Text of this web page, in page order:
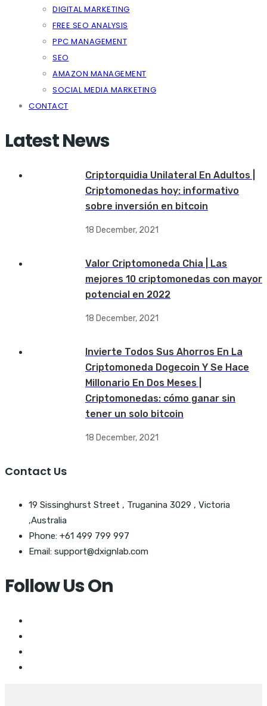
DIGITAL MARKETING
FREE SEO ANALYSIS
PPC MANAGEMENT
SEO
AMAZON MANAGEMENT
SOCIAL MEDIA MARKETING
CONTACT
Latest News
Criptorquidia Unilateral En Adultos |
Criptomonedas hoy: informativo
sobre inversión en bitcoin
18 December, 2021
Valor Criptomoneda Chia | Las
mejores 10 criptomonedas con mayor
potencial en 2022
18 December, 2021
Invierte Todos Sus Ahorros En La
Criptomoneda Dogecoin Y Se Hace
Millonario En Dos Meses |
Criptomonedas: cómo ganar sin
tener un solo bitcoin
18 December, 2021
Contact Us
19 Sissinghurst Street , Truganina 3029 , Victoria
,Australia
Phone: +61 499 799 997
Email: support@dxignlab.com
Follow Us On